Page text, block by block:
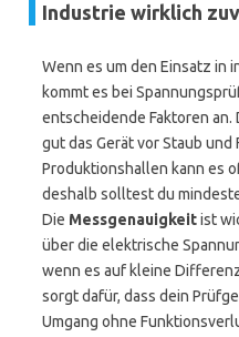
Industrie wirklich
Wenn es um den Einsatz in
kommt es bei
entscheidende Faktoren an.
gut das Gerät vor Staub
Produktionshallen kann es
deshalb solltest du
Die Messgenauigkeitist
über die elektrische
wenn es auf kleine
sorgt dafür, dass dein
Umgang ohne